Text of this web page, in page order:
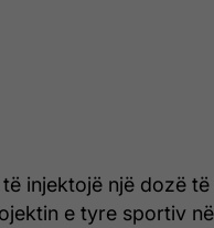
injektojë një dozë
e tyre sportiv